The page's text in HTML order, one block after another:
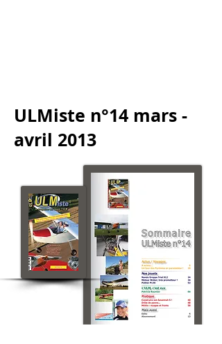
ULMiste n°14 mars -
avril 2013